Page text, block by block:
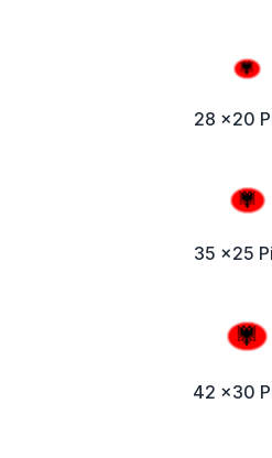
28 x20
35 x25
42 x30